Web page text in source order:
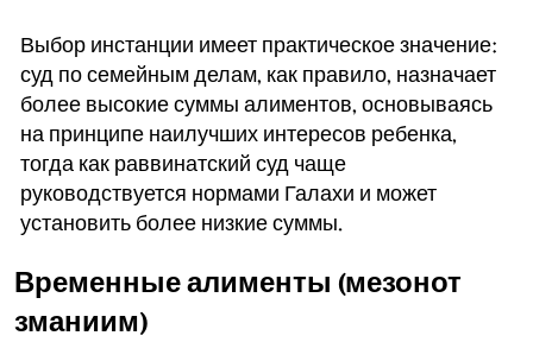
Выбор инстанции имеет практическое значение:
суд по семейным делам, как правило, назначает
более высокие суммы алиментов, основываясь
на принципе наилучших интересов ребенка,
тогда как раввинатский суд чаще
руководствуется нормами Галахи и может
установить более низкие суммы.
Временные алименты (мезонот
зманиим)